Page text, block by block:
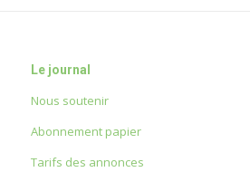
Le journal
Nous soutenir
Abonnement papier
Tarifs des annonces